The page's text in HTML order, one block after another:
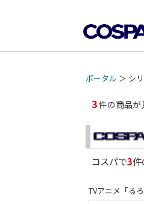
ポータル ＞ シ
3件の商品
コスパで3